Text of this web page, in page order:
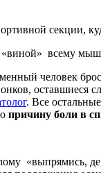
секции,
всему
человек
. Все
причину боли в
«выпрямись,